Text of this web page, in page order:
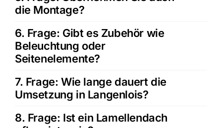
die Montage?
6. Frage: Gibt es Zubehör wie
Beleuchtung oder
Seitenelemente?
7. Frage: Wie lange dauert die
Umsetzung in Langenlois?
8. Frage: Ist ein Lamellendach